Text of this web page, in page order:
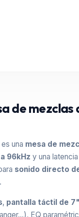
de
una mesa de
96kHz y una
sonido directo
, pantalla táctil de
EQ